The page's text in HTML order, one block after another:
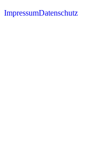
ImpressumDatenschutz